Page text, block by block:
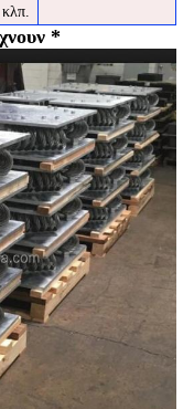
*